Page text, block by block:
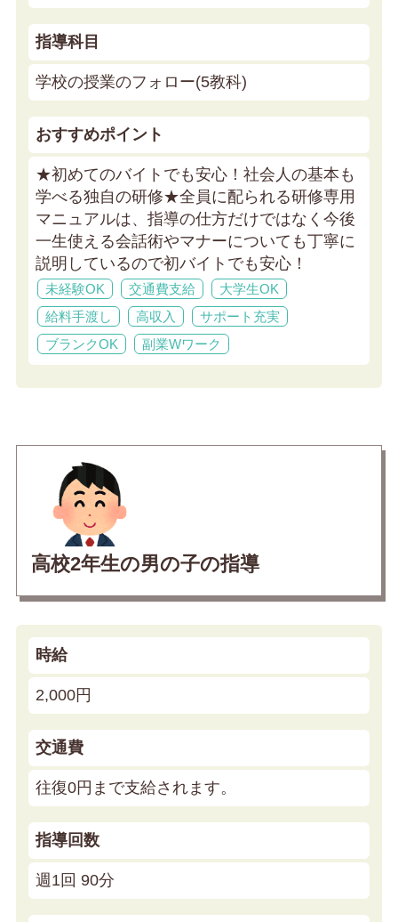
指導科目
学校の授業のフォロー(5教科)
おすすめポイント
★初めてのバイトでも安心！社会人の基本も
学べる独自の研修★全員に配られる研修専用
マニュアルは、指導の仕方だけではなく今後
一生使える会話術やマナーについても丁寧に
説明しているので初バイトでも安心！
未経験OK 交通費支給
大学生OK
給料手渡し
高収入
サポート充実
ブランクOK
副業Wワーク
高校2年生の男の子の指導
時給
2,000円
交通費
往復0円まで支給されます。
指導回数
週1回 90分